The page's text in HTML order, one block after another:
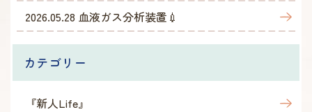
2026.05.28 血液ガス分析装置💉
カテゴリー
『新人Life』